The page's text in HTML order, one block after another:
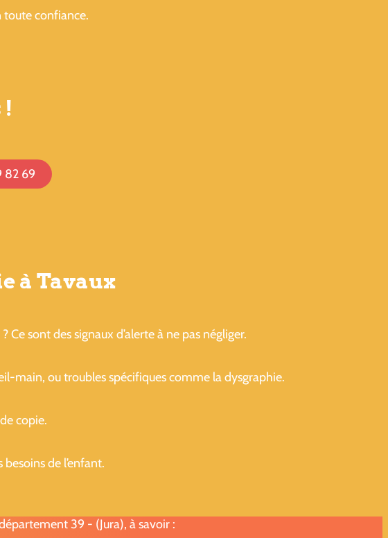
toute confiance.
!
82 69
à Tavaux
sont des signaux d’alerte à ne pas négliger.
main, ou troubles spécifiques comme la dysgraphie.
copie.
de l’enfant.
39 - (Jura), à savoir :